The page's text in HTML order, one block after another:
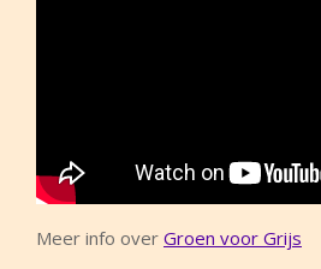
Meer info over Groen voor Grijs